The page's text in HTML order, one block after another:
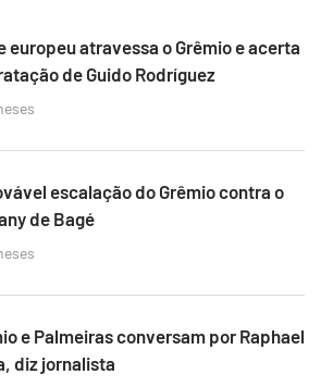
europeu atravessa o Grêmio e acerta
de Guido Rodríguez
escalação do Grêmio contra o
de Bagé
e Palmeiras conversam por Raphael
diz jornalista